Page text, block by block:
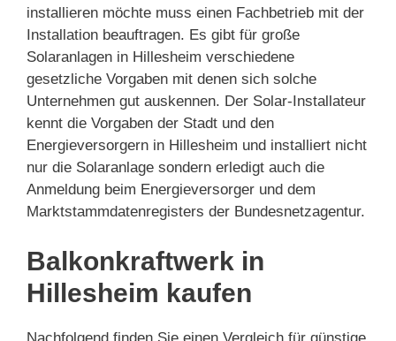
installieren möchte muss einen Fachbetrieb mit der
Installation beauftragen. Es gibt für große
Solaranlagen in Hillesheim verschiedene
gesetzliche Vorgaben mit denen sich solche
Unternehmen gut auskennen. Der Solar-Installateur
kennt die Vorgaben der Stadt und den
Energieversorgern in Hillesheim und installiert nicht
nur die Solaranlage sondern erledigt auch die
Anmeldung beim Energieversorger und dem
Marktstammdatenregisters der Bundesnetzagentur.
Balkonkraftwerk in
Hillesheim kaufen
Nachfolgend finden Sie einen Vergleich für günstige